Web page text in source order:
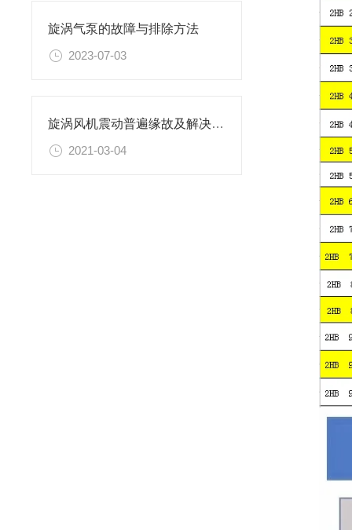
旋涡气泵的故障与排除方法
2023-07-03
旋涡风机震动普遍缘故及解决方案
2021-03-04